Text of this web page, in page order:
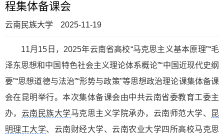
程集体备课会
云南民族大学 2025-11-19
11月15日，2025年云南省高校“马克思主义基本原理”“毛
泽东思想和中国特色社会主义理论体系概论”“中国近现代史纲
要”“思想道德与法治”“形势与政策”等思想政治理论课集体备课
会在昆明举行。本次集体备课会由中共云南省委教育工委主
办， 云南民族大学马克思主义学院承办，云南师范大学、
昆
明理工大学、云南财经大学、云南农业大学四所高校马克思